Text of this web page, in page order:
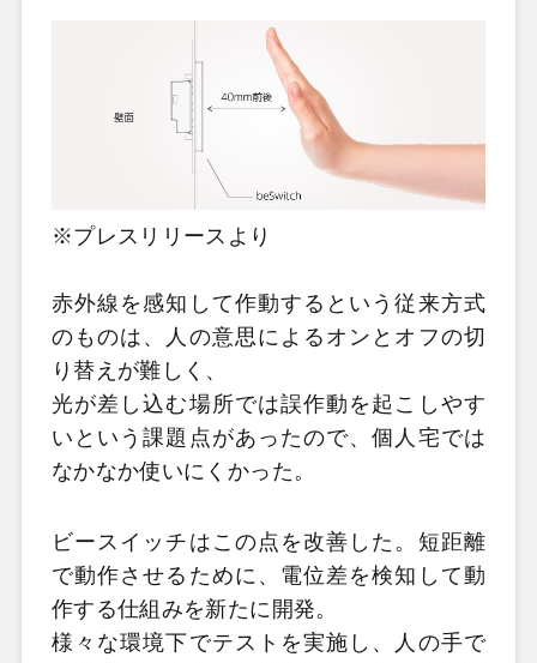
※プレスリリースより
赤外線を感知して作動するという従来方式
のものは、人の意思によるオンとオフの切
り替えが難しく、
光が差し込む場所では誤作動を起こしやす
いという課題点があったので、個人宅では
なかなか使いにくかった。
ビースイッチはこの点を改善した。短距離
で動作させるために、電位差を検知して動
作する仕組みを新たに開発。
様々な環境下でテストを実施し、人の手で